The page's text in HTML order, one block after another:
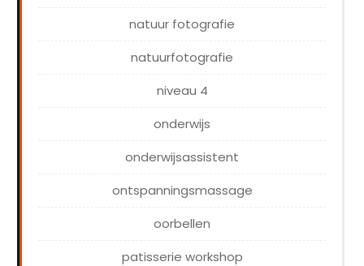
natuur fotografie
natuurfotografie
niveau 4
onderwijs
onderwijsassistent
ontspanningsmassage
oorbellen
patisserie workshop